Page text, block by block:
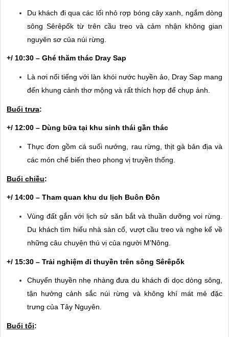
Du khách đi qua các lối nhỏ rợp bóng cây xanh, ngắm dòng
sông Sêrêpốk từ trên cầu treo và cảm nhận không gian
nguyên sơ của núi rừng.
+/ 10:30 – Ghé thăm thác Dray Sap
Là nơi nổi tiếng với làn khói nước huyền ảo, Dray Sap mang
đến khung cảnh thơ mộng và rất thích hợp để chụp ảnh.
Buổi trưa:
+/ 12:00 – Dùng bữa tại khu sinh thái gần thác
Thực đơn gồm cá suối nướng, rau rừng, thịt gà bản địa và
các món chế biến theo phong vị truyền thống.
Buổi chiều:
+/ 14:00 – Tham quan khu du lịch Buôn Đôn
Vùng đất gắn với lịch sử săn bắt và thuần dưỡng voi rừng.
Du khách tìm hiểu nhà sàn cổ, vượt cầu treo và nghe kể về
những câu chuyện thú vị của người M’Nông.
+/ 15:30 – Trải nghiệm đi thuyền trên sông Sêrêpốk
Chuyến thuyền nhẹ nhàng đưa du khách đi dọc dòng sông,
tận hưởng cảnh sắc núi rừng và không khí mát mẻ đặc
trưng của Tây Nguyên.
Buổi tối: